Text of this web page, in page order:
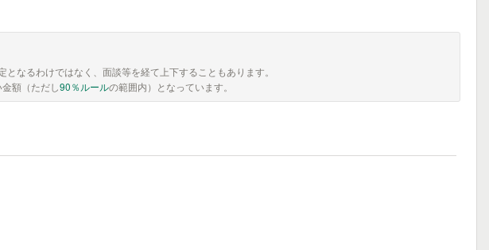
なるわけではなく、面談等を経て上下することもあります。
額（ただし90％ルールの範囲内）となっています。